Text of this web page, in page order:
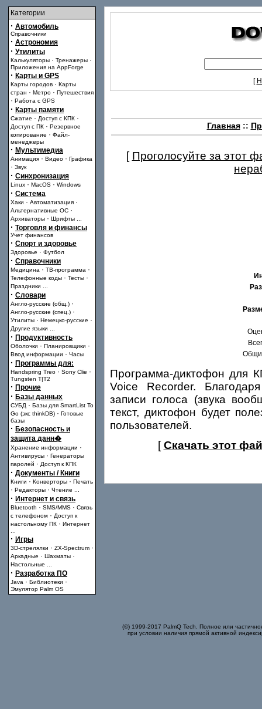
Категории
· Автомобиль
Справочники
· Астрономия
· Утилиты
Калькуляторы · Тренажеры ·
Приложения на AppForge
· Карты и GPS
Карты городов · Карты
стран · Метро · Путешествия
· Работа с GPS
· Карты памяти
Сжатие · Доступ с КПК ·
Доступ с ПК · Резервное
копирование · Файл-
менеджеры
· Мультимедиа
Анимация · Видео · Графика
· Звук
· Синхронизация
Linux · MacOS · Windows
· Система
Хаки · Автоматизация ·
Альтернативные ОС ·
Архиваторы · Шрифты
· Торговля и финансы
Учет финансов
· Спорт и здоровье
Здоровье · Футбол
· Справочники
Медицина · ТВ-программа ·
Телефонные коды · Тесты ·
Праздники
· Словари
Англо-русские (общ.) ·
Англо-русские (спец.) ·
Утилиты · Немецко-русские ·
Другие языки
· Продуктивность
Оболочки · Планировщики ·
Ввод информации · Часы
· Программы для:
Handspring Treo · Sony Clie ·
Tungsten T|T2
· Прочие
· Базы данных
СУБД · Базы для SmartList To
Go (экс thinkDB) · Готовые
базы
· Безопасность и
защита данн�
Хранение информации ·
Антивирусы · Генераторы
паролей · Доступ к КПК
· Документы / Книги
Книги · Конверторы · Печать
· Редакторы · Чтение
· Интернет и связь
Bluetooth · SMS/MMS · Связь
с телефоном · Доступ к
настольному ПК · Интернет
· Игры
3D-стрелялки · ZX-Spectrum ·
Аркадные · Шахматы ·
Настольные
· Разработка ПО
Java · Библиотеки ·
Эмулятор Palm OS
[
Главная::
[ Проголосуйте за этот
Программа-диктофон для
Voice Recorder.
записи голоса (звука
текст, диктофон будет
пользователей.
[Скачать этот
(©) 1999-2017 PalmQ Tech. Полное или
при условии наличия прямой активной